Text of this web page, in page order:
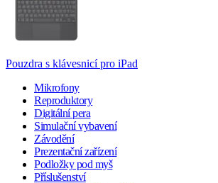
Pouzdra s klávesnicí pro iPad
Mikrofony
Reproduktory
Digitální pera
Simulační vybavení
Závodění
Prezentační zařízení
Podložky pod myš
Příslušenství